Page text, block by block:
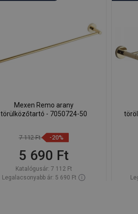
Mexen Remo arany
törülközőtartó - 7050724-50
7 112 Ft -20%
5 690 Ft
Katalógusár: 7 112 Ft
Legalacsonyabb ár: 5 690 Ft